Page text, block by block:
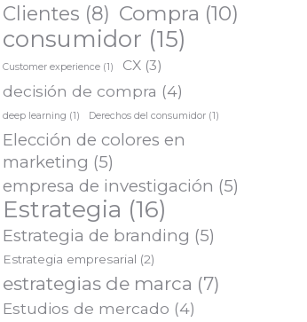
Clientes (8) Compra (10)
consumidor (15)
Customer experience (1) CX (3)
decisión de compra (4)
deep learning (1) Derechos del consumidor (1)
Elección de colores en
marketing (5)
empresa de investigación (5)
Estrategia (16)
Estrategia de branding (5)
Estrategia empresarial (2)
estrategias de marca (7)
Estudios de mercado (4)